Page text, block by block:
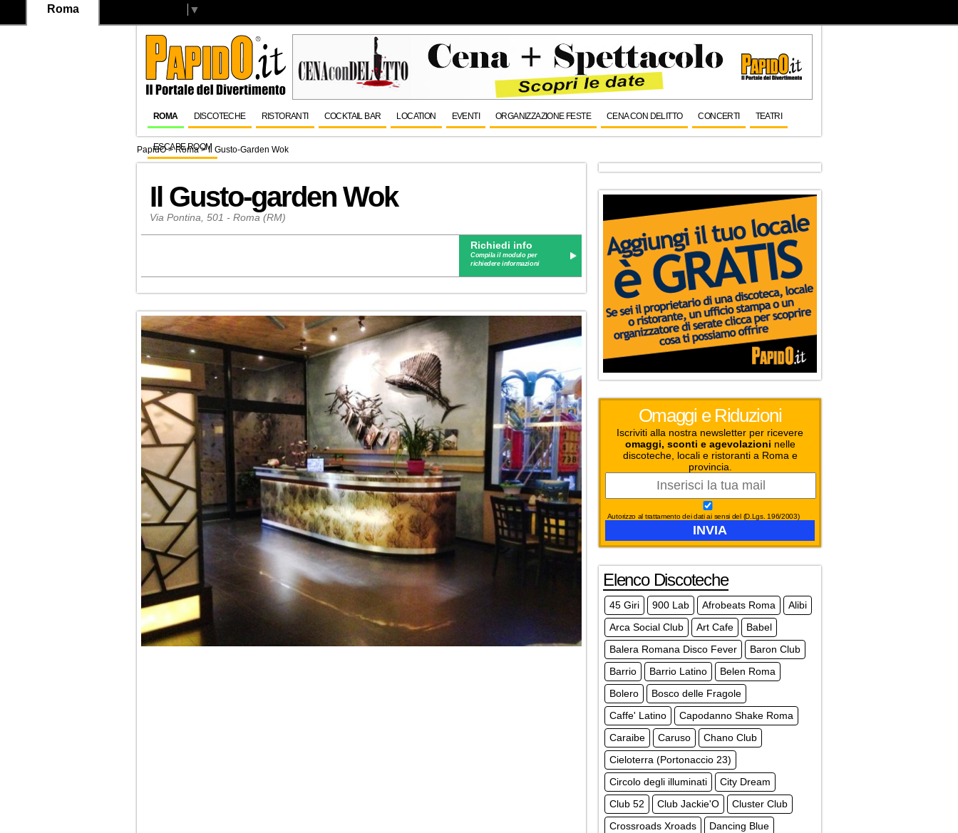
Roma ▼
ROMA DISCOTECHE RISTORANTI COCKTAIL BAR LOCATION EVENTI ORGANIZZAZIONE FESTE CENA CON DELITTO CONCERTI TEATRI
ESCAPE ROOM
PapidO>Roma>Il Gusto-Garden Wok
Il Gusto-garden Wok
Via Pontina, 501 - Roma (RM)
Richiedi info
Compila il modulo per
richiedere informazioni
Omaggi e Riduzioni
Iscriviti alla nostra newsletter per ricevere
omaggi, sconti e agevolazioni nelle
discoteche, locali e ristoranti a Roma e
provincia.
Autorizzo al trattamento dei dati ai sensi del (D.Lgs. 196/2003)
Elenco Discoteche
45 Giri 900 Lab Afrobeats Roma
Alibi
Arca Social Club
Art Cafe
Babel
Balera Romana Disco Fever
Baron Club
Barrio
Barrio Latino
Belen Roma
Bolero
Bosco delle Fragole
Caffe' Latino
Capodanno Shake Roma
Caraibe
Caruso
Chano Club
Cieloterra (Portonaccio 23)
Circolo degli illuminati
City Dream
Club 52
Club Jackie'O
Cluster Club
Crossroads Xroads
Dancing Blue